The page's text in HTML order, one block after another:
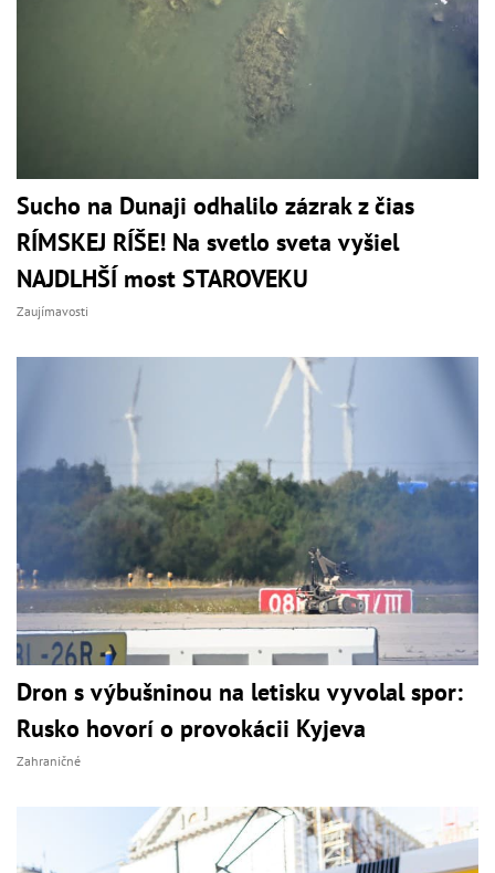
Sucho na Dunaji odhalilo zázrak z čias
RÍMSKEJ RÍŠE! Na svetlo sveta vyšiel
NAJDLHŠÍ most STAROVEKU
Zaujímavosti
Dron s výbušninou na letisku vyvolal spor:
Rusko hovorí o provokácii Kyjeva
Zahraničné